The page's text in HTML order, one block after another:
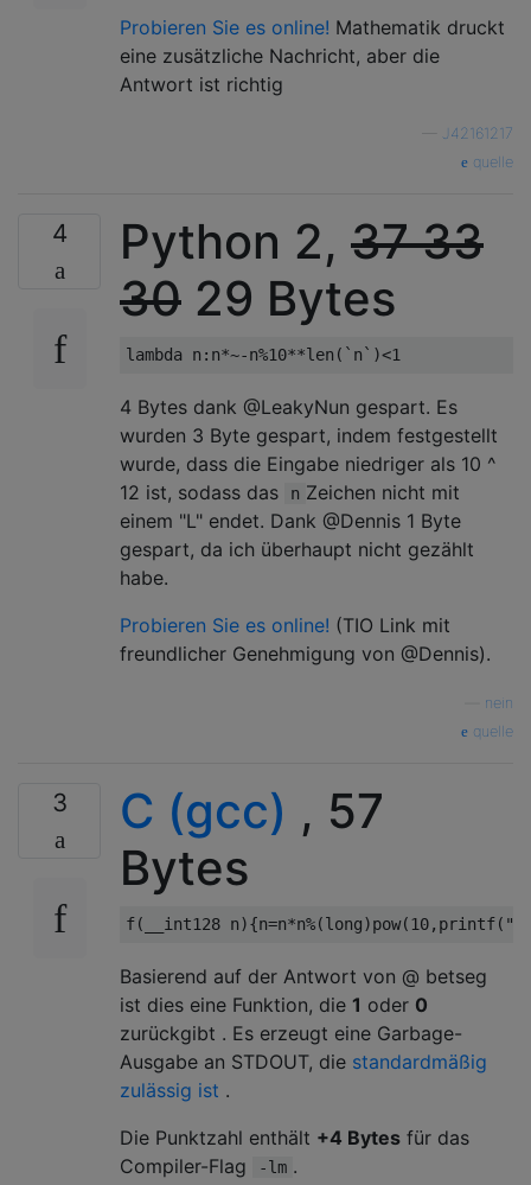
Probieren Sie es online! Mathematik druckt
eine zusätzliche Nachricht, aber die
Antwort ist richtig
J42161217
quelle
4 Python 2, 3733
30 29 Bytes
4 Bytes dank @LeakyNun gespart. Es
wurden 3 Byte gespart, indem festgestellt
wurde, dass die Eingabe niedriger als 10 ^
12 ist, sodass das
n Zeichen nicht mit
einem "L" endet. Dank @Dennis 1 Byte
gespart, da ich überhaupt nicht gezählt
habe.
Probieren Sie es online! (TIO Link mit
freundlicher Genehmigung von @Dennis).
nein
quelle
3 C (gcc) , 57
Bytes
f( __int128 n){n=n*n%(long)pow(10, printf(
Basierend auf der Antwort von @ betseg
ist dies eine Funktion, die 1 oder 0
zurückgibt . Es erzeugt eine Garbage-
Ausgabe an STDOUT, die standardmäßig
zulässig ist .
Die Punktzahl enthält +4 Bytes für das
Compiler-Flag
-lm .